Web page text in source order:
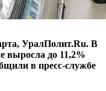
УралПолит.Ru. В
выросла до 11,2%
в пресс-службе